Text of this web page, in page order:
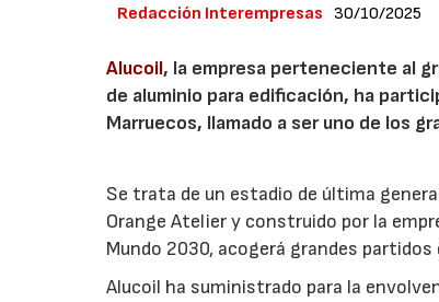
Redacción Interempresas 30/10/2025
Alucoil, la empresa perteneciente al
de aluminio para edificación, ha
Marruecos, llamado a ser uno de los
Se trata de un estadio de última
Orange Atelier y construido por la
Mundo 2030, acogerá grandes
Alucoil ha suministrado para la